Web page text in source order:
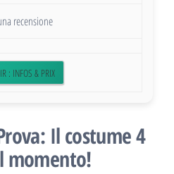
recensione
: INFOS & PRIX
Il costume 4
momento!